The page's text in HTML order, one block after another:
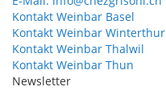
Kontakt Weinbar Basel
Kontakt Weinbar Winterthur
Kontakt Weinbar Thalwil
Kontakt Weinbar Thun
Newsletter